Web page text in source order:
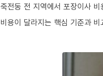
죽전동 전 지역에서 포장이사
비용이 달라지는 핵심 기준과